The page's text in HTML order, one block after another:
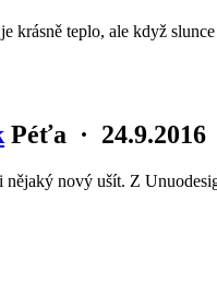
krásně teplo, ale když
Péťa · 24.9.2016
nějaký nový ušít. Z